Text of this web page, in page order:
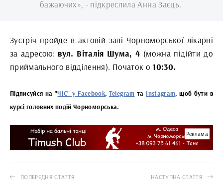
бажаючих», - підкреслила Анна Заєць.
Зустріч пройде в актовій залі Чорноморської лікарні
за адресою: вул. Віталія Шума, 4 (можна підійти до
приймального відділення). Початок о10:30.
Підписуйся на "ЧІС" у Facebook, Telegram та Instagram, щоб бути в
курсі головних подій Чорноморська.
Реклама
ПОПЕРЕДНЯ СТАТТЯ НАСТУПНА СТАТТЯ